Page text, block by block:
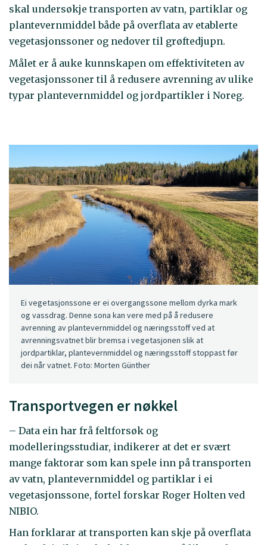
skal undersøkje transporten av vatn, partiklar og
plantevernmiddel både på overflata av etablerte
vegetasjonssoner og nedover til grøftedjupn.
Målet er å auke kunnskapen om effektiviteten av
vegetasjonssoner til å redusere avrenning av ulike
typar plantevernmiddel og jordpartikler i Noreg.
Ei vegetasjonssone er ei overgangssone mellom dyrka mark
og vassdrag. Denne sona kan vere med på å redusere
avrenning av plantevernmiddel og næringsstoff ved at
avrenningsvatnet blir bremsa i vegetasjonen slik at
jordpartiklar, plantevernmiddel og næringsstoff stoppast før
dei når vatnet. Foto: Morten Günther
Transportvegen er nøkkel
– Data ein har frå feltforsøk og
modelleringsstudiar, indikerer at det er svært
mange faktorar som kan spele inn på transporten
av vatn, plantevernmiddel og partiklar i ei
vegetasjonssone, fortel forskar Roger Holten ved
NIBIO.
Han forklarar at transporten kan skje på overflata